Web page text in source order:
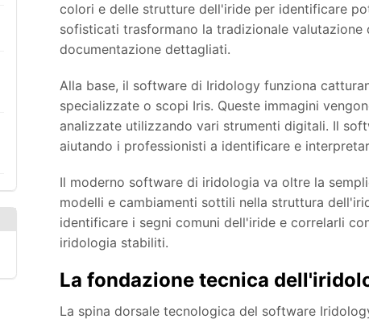
colori e delle strutture dell'iride per identificare
sofisticati trasformano la tradizionale
documentazione dettagliati.
Alla base, il software di Iridology funziona
specializzate o scopi Iris. Queste immagini
analizzate utilizzando vari strumenti digitali. Il
aiutando i professionisti a identificare e
Il moderno software di iridologia va oltre la
modelli e cambiamenti sottili nella struttura
identificare i segni comuni dell'iride e correlarli
iridologia stabiliti.
La fondazione tecnica
La spina dorsale tecnologica del software